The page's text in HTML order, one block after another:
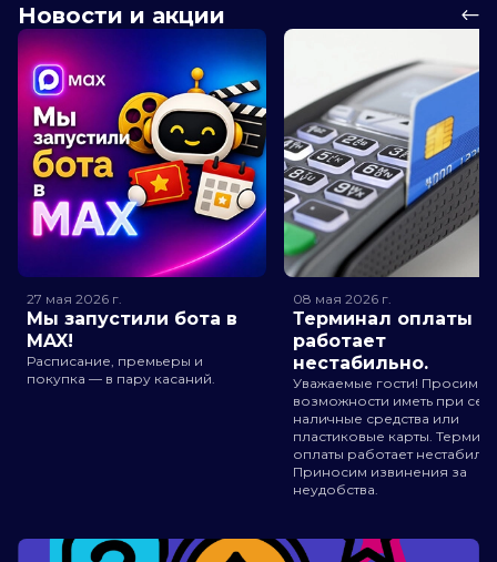
Новости и акции
27 мая 2026 г.
Мы запустили бота в
MAX!
Расписание, премьеры и
покупка — в пару касаний.
08 мая 2026 г.
Терминал оплаты
работает
нестабильно.
Уважаемые гости! Просим
возможности иметь при
наличные средства или
пластиковые карты.
оплаты работает
Приносим извинения за
неудобства.